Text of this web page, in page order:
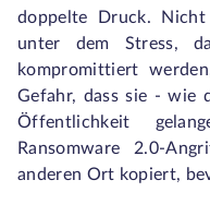
doppelte Druck.
unter dem Stress,
kompromittiert
Gefahr, dass sie - wie
Öffentlichkeit
Ransomware 2.0-
anderen Ort kopiert,